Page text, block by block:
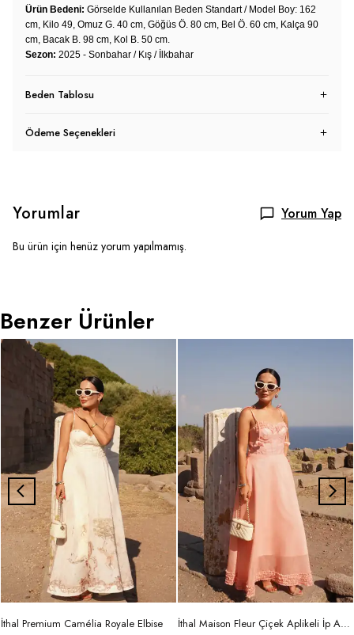
Ürün Bedeni: Görselde Kullanılan Beden Standart / Model Boy: 162
cm, Kilo 49, Omuz G. 40 cm, Göğüs Ö. 80 cm, Bel Ö. 60 cm, Kalça 90
cm, Bacak B. 98 cm, Kol B. 50 cm.
Sezon: 2025 - Sonbahar / Kış / İlkbahar
Beden Tablosu
Ödeme Seçenekleri
Yorumlar Yorum Yap
Bu ürün için henüz yorum yapılmamış.
Benzer Ürünler
İthal Premium Camélia Royale Elbise İthal Maison Fleur Çiçek Aplikeli İp Askılı Maxi Elbise